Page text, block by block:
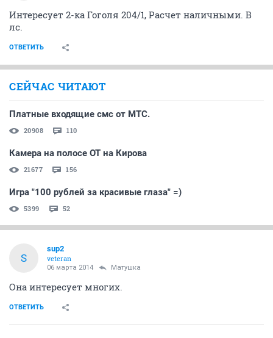
Интересует 2-ка Гоголя 204/1, Расчет наличными. В
лс.
ОТВЕТИТЬ
СЕЙЧАС ЧИТАЮТ
Платные входящие смс от МТС.
20908 110
Камера на полосе ОТ на Кирова
21677 156
Игра "100 рублей за красивые глаза" =)
5399 52
S
sup2
veteran
06 марта 2014 Матушка
Она интересует многих.
ОТВЕТИТЬ